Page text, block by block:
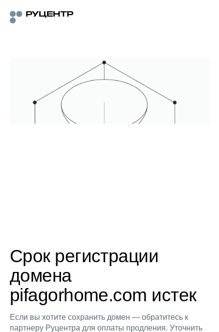
Срок регистрации
домена
pifagorhome.com истек
Если вы хотите сохранить домен — обратитесь к
партнеру Руцентра для оплаты продления. Уточнить